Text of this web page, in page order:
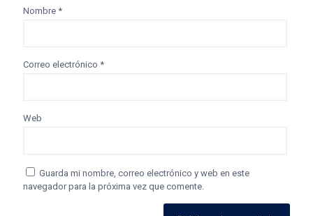
Nombre *
Correo electrónico *
Web
Guarda mi nombre, correo electrónico y web en este
navegador para la próxima vez que comente.